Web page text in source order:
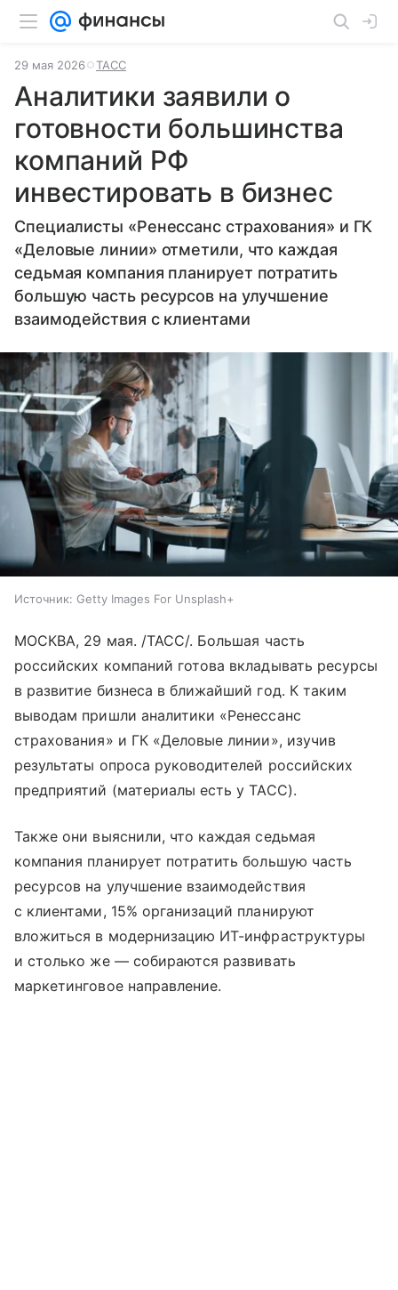
29 мая 2026 ТАСС
Аналитики заявили о
готовности большинства
компаний РФ
инвестировать в бизнес
Специалисты «Ренессанс страхования» и ГК
«Деловые линии» отметили, что каждая
седьмая компания планирует потратить
большую часть ресурсов на улучшение
взаимодействия с клиентами
Источник: Getty Images For Unsplash+
МОСКВА, 29 мая. /ТАСС/. Большая часть
российских компаний готова вкладывать ресурсы
в развитие бизнеса в ближайший год. К таким
выводам пришли аналитики «Ренессанс
страхования» и ГК «Деловые линии», изучив
результаты опроса руководителей российских
предприятий (материалы есть у ТАСС).
Также они выяснили, что каждая седьмая
компания планирует потратить большую часть
ресурсов на улучшение взаимодействия
с клиентами, 15% организаций планируют
вложиться в модернизацию ИТ-инфраструктуры
и столько же — собираются развивать
маркетинговое направление.